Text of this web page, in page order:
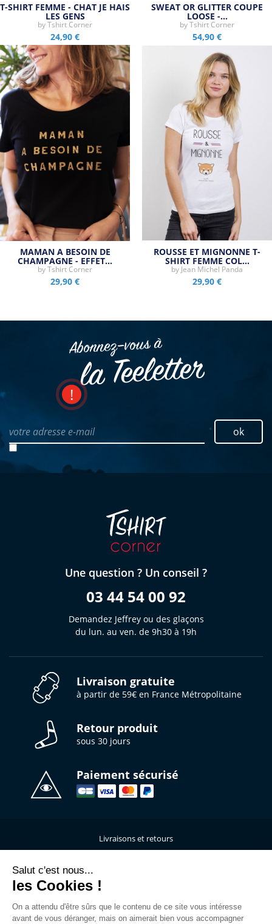
T-SHIRT FEMME - CHAT JE HAIS
LES GENS
byTshirt Corner
24,90 €
SWEAT OR GLITTER COUPE
LOOSE -…
byTshirt Corner
54,90 €
MAMAN A BESOIN DE
CHAMPAGNE - EFFET…
byTshirt Corner
29,90 €
ROUSSE ET MIGNONNE T-
SHIRT FEMME COL…
by Jean Michel Panda
29,90 €
Abonnez–vous à
la Teeletter
votre adresse e-mail ok
Une question ? Un conseil ?
03 44 54 00 92
Demandez Jeffrey ou des glaçons
du lun. au ven. de 9h30 à 19h
Livraison gratuite
à partir de 59€ en France Métropolitaine
Retour produit
sous 30 jours
Paiement sécurisé
Livraisons et retours
Qui sommes-nous ?
C.G.V
Salut c'est nous...
les Cookies !
On a attendu d'être sûrs que le contenu de ce site vous intéresse
avant de vous déranger, mais on aimerait bien vous accompagner